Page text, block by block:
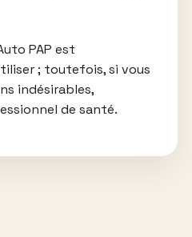
PAP est
; toutefois, si vous
indésirables,
de santé.